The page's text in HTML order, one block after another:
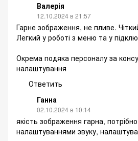
Валерія
12.10.2024 в 21:57
Гарне зображення, не пливе.
Легкий у роботі з меню та у
Окрема подяка персоналу за
налаштування
Ответить
Ганна
02.10.2024 в 10:14
якість зображення гарна,
налаштуваннями звуку,